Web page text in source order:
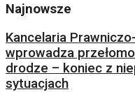
Najnowsze
Kancelaria
wprowadza
drodze – koniec z
sytuacjach